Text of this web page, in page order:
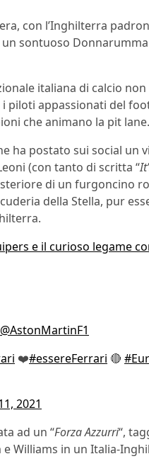
con l’Inghilterra
sontuoso
italiana di calcio
i piloti appassionati del
che animano la pit lane.
ha postato sui social un
(con tanto di scritta “
di un furgoncino
della Stella, pur
e il curioso legame
@AstonMartinF1
❤️#essereFerrari 🔴
2021
ad un “Forza Azzurri“,
Williams in un Italia-